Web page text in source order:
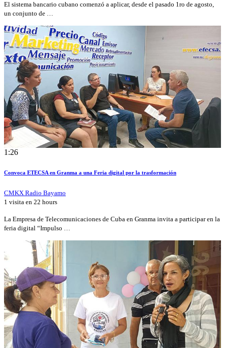
El sistema bancario cubano comenzó a aplicar, desde el pasado 1ro de agosto,
un conjunto de …
1:26
Convoca ETECSA en Granma a una Feria digital por la trasformación
CMKX Radio Bayamo
1 visita en 22 hours
La Empresa de Telecomunicaciones de Cuba en Granma invita a participar en la
feria digital “Impulso …